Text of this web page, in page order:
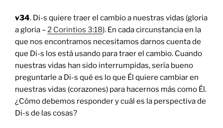
v34. Di-s quiere traer el cambio a nuestras vidas (gloria
a gloria –2 Corintios 3:18). En cada circunstancia en la
que nos encontramos necesitamos darnos cuenta de
que Di-s los está usando para traer el cambio. Cuando
nuestras vidas han sido interrumpidas, sería bueno
preguntarle a Di-s qué es lo que Él quiere cambiar en
nuestras vidas (corazones) para hacernos más como Él.
¿Cómo debemos responder y cuál es la perspectiva de
Di-s de las cosas?